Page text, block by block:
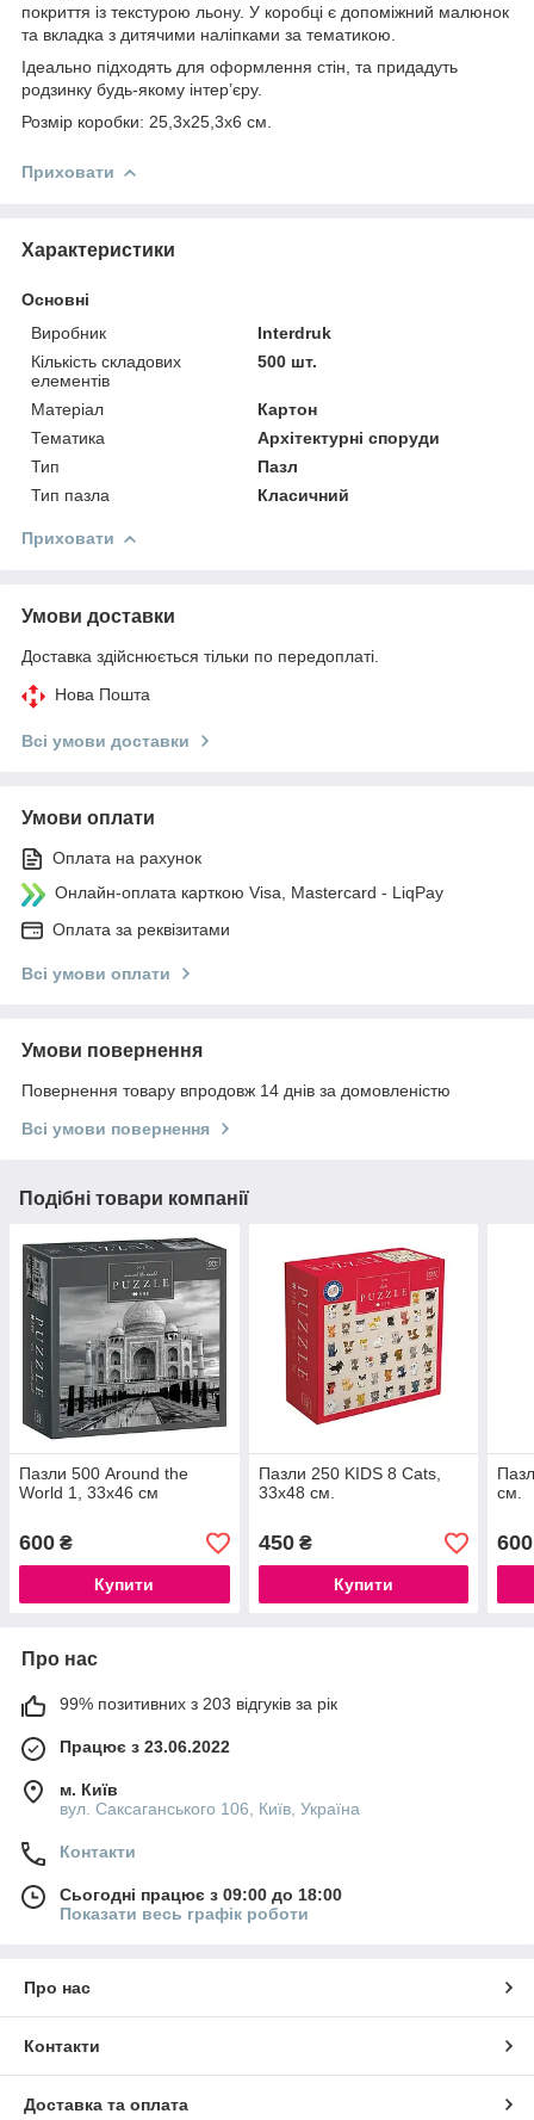
покриття із текстурою льону. У коробці є допоміжний малюнок
та вкладка з дитячими наліпками за тематикою.
Ідеально підходять для оформлення стін, та придадуть
родзинку будь-якому інтер’єру.
Розмір коробки: 25,3х25,3х6 см.
Приховати
Характеристики
Основні
Виробник
Interdruk
Кількість складових
елементів
500 шт.
Матеріал
Картон
Тематика
Архітектурні споруди
Тип
Пазл
Тип пазла
Класичний
Приховати
Умови доставки
Доставка здійснюється тільки по передоплаті.
Нова Пошта
Всі умови доставки
Умови оплати
Оплата на рахунок
Онлайн-оплата карткою Visa, Mastercard - LiqPay
Оплата за реквізитами
Всі умови оплати
Умови повернення
Повернення товару впродовж 14 днів за домовленістю
Всі умови повернення
Подібні товари компанії
Пазли 500 Around the
World 1, 33х46 см
600 ₴
Купити
Пазли 250 KIDS 8 Cats,
33х48 см.
450₴
Купити
см.
600
Про нас
99% позитивних з 203 відгуків за рік
Працює з 23.06.2022
м. Київ
вул. Саксаганського 106, Київ, Україна
Контакти
Сьогодні працює з 09:00 до 18:00
Показати весь графік роботи
Про нас
Контакти
Доставка та оплата